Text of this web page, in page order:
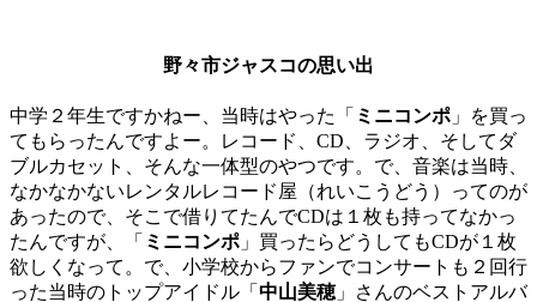
野々市ジャスコの思い出
中学２年生ですかねー、当時はやった「 ミニコンポ 」を買っ
てもらったんですよー。レコード、CD、ラジオ、そしてダ
ブルカセット、そんな一体型のやつです。で、音楽は当時、
なかなかないレンタルレコード屋（れいこうどう）ってのが
あったので、そこで借りてたんでCDは１枚も持ってなかっ
たんですが、「 ミニコンポ 」買ったらどうしてもCDが１枚
欲しくなって。で、小学校からファンでコンサートも２回行
った当時のトップアイドル「 中山美穂」さんのベストアルバ